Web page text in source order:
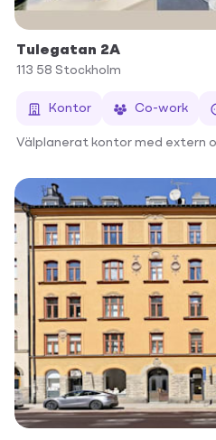
Tulegatan 2A
113 58 Stockholm
Kontor Co-work
Välplanerat kontor med extern